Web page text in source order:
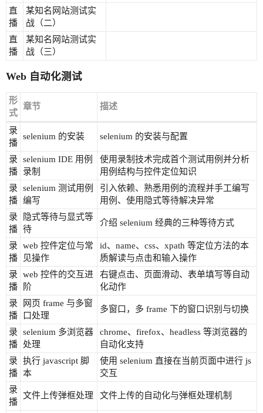
直
播
某知名网站测试实
战（二）
直
播
某知名网站测试实
战（三）
Web 自动化测试
形
式
章节 描述
录
播
selenium 的安装 selenium 的安装与配置
录
播
selenium IDE 用例
录制
使用录制技术完成首个测试用例并分析
用例结构与控件定位知识
录
播
selenium 测试用例
编写
引入依赖、熟悉用例的流程并手工编写
用例、使用隐式等待解决异常
录
播
隐式等待与显式等
待
介绍 selenium 经典的三种等待方式
录
播
web 控件定位与常
见操作
id、name、css、xpath 等定位方法的本
质解读与点击和输入操作
录
播
web 控件的交互进
阶
右键点击、页面滑动、表单填写等自动
化动作
录
播
网页 frame 与多窗
口处理
多窗口，多 frame 下的窗口识别与切换
录
播
selenium 多浏览器
处理
chrome、firefox、headless 等浏览器的
自动化支持
录
播
执行 javascript 脚
本
使用 selenium 直接在当前页面中进行 js
交互
录
播
文件上传弹框处理 文件上传的自动化与弹框处理机制